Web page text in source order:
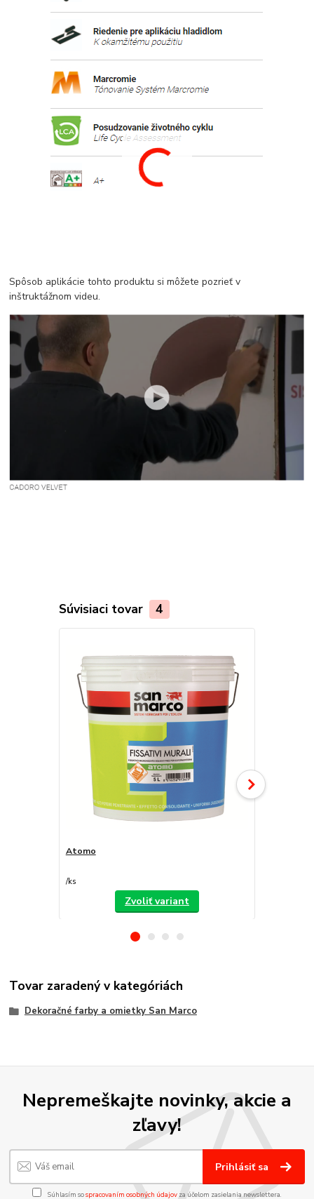
Spôsob aplikácie tohto produktu si môžete pozrieť v
inštruktážnom videu.
Súvisiaci tovar 4
Atomo
/ks
Zvoliť variant
Tovar zaradený v kategóriách
Dekoračné farby a omietky San Marco
Nepremeškajte novinky, akcie a
zľavy!
Prihlásiť sa
Súhlasím sospracovaním osobných údajov za účelom zasielania newslettera.